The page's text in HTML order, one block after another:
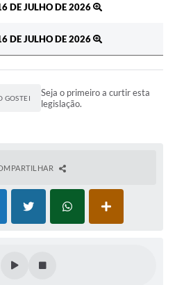
DE JULHO DE 2026
DE JULHO DE 2026
GOSTEI
Seja o primeiro a curtir esta
legislação.